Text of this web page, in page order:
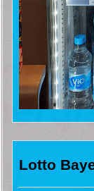
Lotto